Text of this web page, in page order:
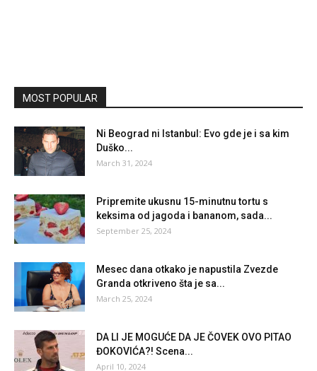
MOST POPULAR
Ni Beograd ni Istanbul: Evo gde je i sa kim
Duško...
March 31, 2024
Pripremite ukusnu 15-minutnu tortu s
keksima od jagoda i bananom, sada...
September 25, 2024
Mesec dana otkako je napustila Zvezde
Granda otkriveno šta je sa...
March 25, 2024
DA LI JE MOGUĆE DA JE ČOVEK OVO PITAO
ĐOKOVIĆA?! Scena...
April 10, 2024